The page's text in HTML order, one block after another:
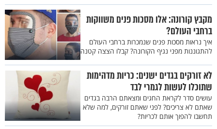
מקבץ קורונה: אלו מסכות פנים משווקות
ברחבי העולם?
איך נראות מסכות פנים שנמכרות ברחבי העולם
להתגוננות מפני נגיף הקורונה? קבלו הצצה קטנה
לא זורקים בגדים ישנים: כריות מדהימות
שתוכלו לעשות לגמרי לבד
עושים סדר לקראת החגים ומצאתם הרבה בגדים
שאתם לא צריכים? לפני שאתם זורקים, למה שלא
תחשבו להפוך אותם לכריות?